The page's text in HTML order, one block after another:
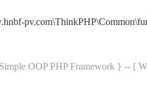
OOP PHP Framework } -- [